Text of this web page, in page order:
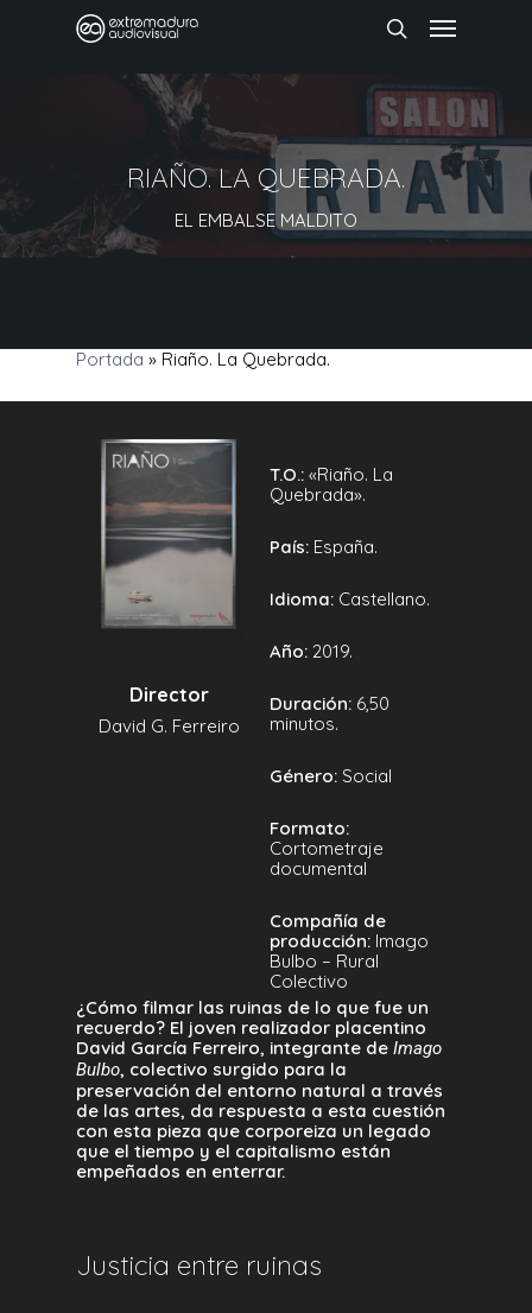
RIAÑO. LA QUEBRADA.
EL EMBALSE MALDITO
Portada » Riaño. La Quebrada.
Director
David G. Ferreiro
T.O.: «Riaño. La
Quebrada».
País: España.
Idioma: Castellano.
Año: 2019.
Duración: 6,50
minutos.
Género: Social
Formato:
Cortometraje
documental
Compañía de
producción: Imago
Bulbo – Rural
Colectivo
¿Cómo filmar las ruinas de lo que fue un
recuerdo? El joven realizador placentino
David García Ferreiro, integrante deImago
Bulbo, colectivo surgido para la
preservación del entorno natural a través
de las artes, da respuesta a esta cuestión
con esta pieza que corporeiza un legado
que el tiempo y el capitalismo están
empeñados en enterrar.
Justicia entre ruinas